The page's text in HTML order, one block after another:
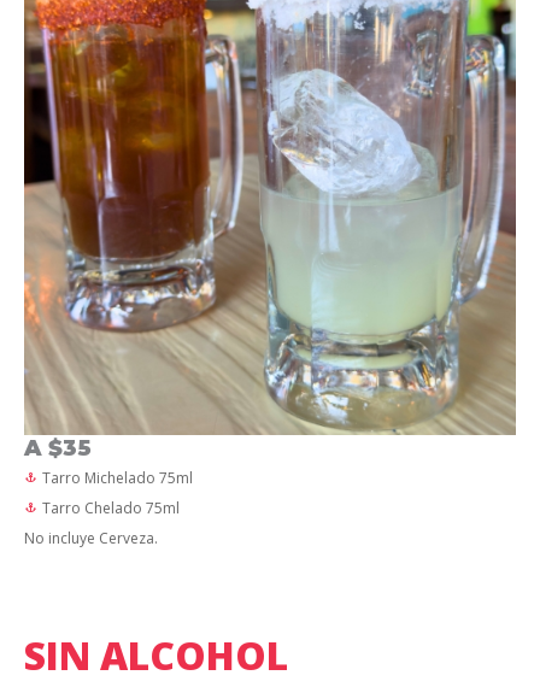
A $35
Tarro Michelado 75ml
Tarro Chelado 75ml
No incluye Cerveza.
SIN ALCOHOL